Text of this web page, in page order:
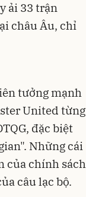
ải 33 trận
châu Âu, chỉ
tưởng mạnh
United từng
đặc biệt
Những cái
của chính sách
câu lạc bộ.